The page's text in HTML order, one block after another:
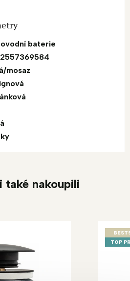
baterie
mosaz
také nakoupili
TOP